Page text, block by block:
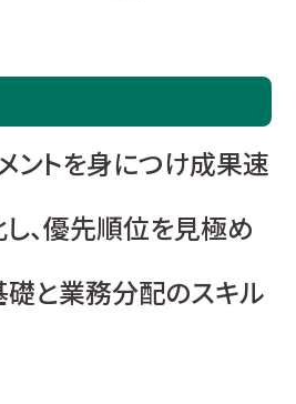
ントを身につけ成果速
、優先順位を見極め
と業務分配のスキル